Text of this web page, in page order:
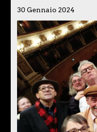
30 Gennaio 2024